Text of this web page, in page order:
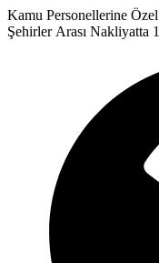
İçeriğe
atla
Kamu Personellerine
Şehirler Arası Nakliyatta